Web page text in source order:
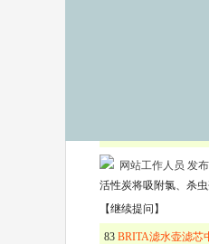
网站工作人员 发
活性炭将吸附氯、杀
【继续提问】
83 BRITA滤水壶滤芯